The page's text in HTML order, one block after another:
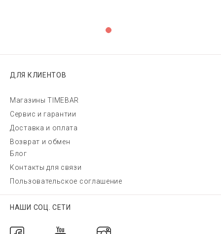
ДЛЯ КЛИЕНТОВ
Магазины TIMEBAR
Сервис и гарантии
Доставка и оплата
Возврат и обмен
Блог
Контакты для связи
Пользовательское соглашение
НАШИ СОЦ. СЕТИ